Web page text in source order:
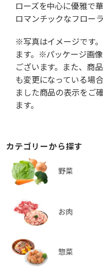
ローズを中心に優雅で
ロマンチックなフロー
※写真はイメージです
ます。※パッケージ画
ございます。また、商
も変更になっている場
ました商品の表示をご
ます。
カテゴリーから探す